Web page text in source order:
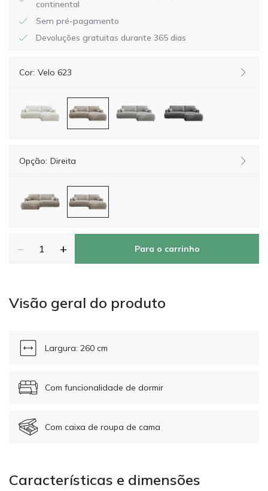
continental
Sem pré-pagamento
Devoluções gratuitas durante 365 dias
Cor: Velo 623
Opção: Direita
− + Para o carrinho
Visão geral do produto
Largura: 260 cm
Com funcionalidade de dormir
Com caixa de roupa de cama
Características e dimensões